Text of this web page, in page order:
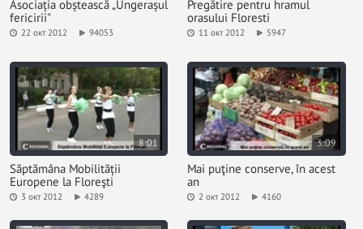
Asociația obștească „Ungerașul
fericirii"
22 окт 2012 94053
Pregătire pentru hramul
orasului Floresti
11 окт 2012 5947
8:01
Săptămâna Mobilității
Europene la Floreşti
3 окт 2012 4289
3:09
Mai puţine conserve, în acest
an
2 окт 2012 4160